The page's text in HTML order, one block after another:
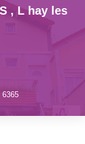
, L hay les
6365